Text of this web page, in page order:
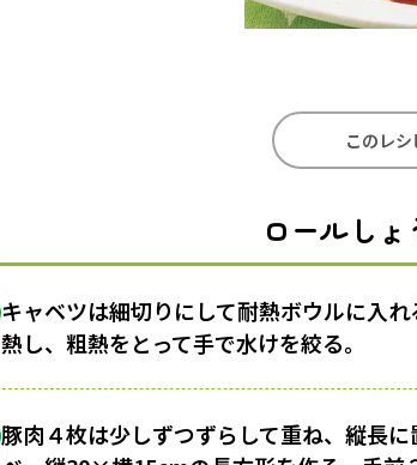
このレ
ロールし
キャベツは細切りにして耐熱ボウルに入
熱し、粗熱をとって手で水けを絞る。
豚肉４枚は少しずつずらして重ね、縦長